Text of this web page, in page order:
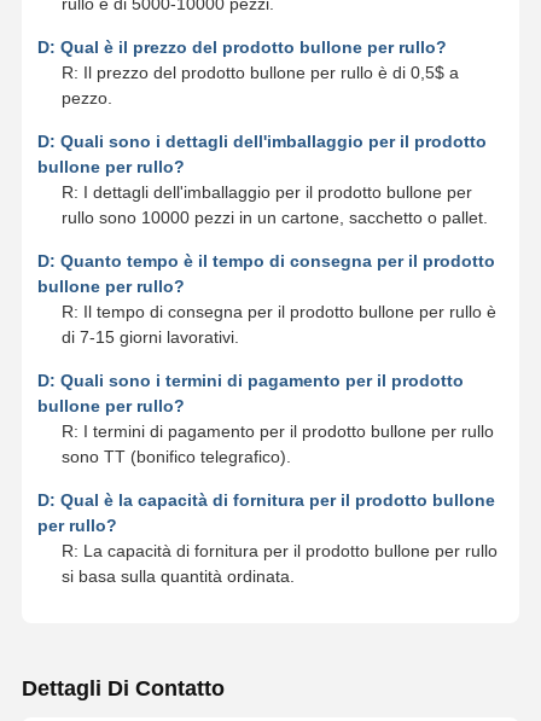
D: Qual è il prezzo del prodotto bullone per rullo?
R: Il prezzo del prodotto bullone per rullo è di 0,5$ a
pezzo.
D: Quali sono i dettagli dell'imballaggio per il prodotto
bullone per rullo?
R: I dettagli dell'imballaggio per il prodotto bullone per
rullo sono 10000 pezzi in un cartone, sacchetto o pallet.
D: Quanto tempo è il tempo di consegna per il prodotto
bullone per rullo?
R: Il tempo di consegna per il prodotto bullone per rullo è
di 7-15 giorni lavorativi.
D: Quali sono i termini di pagamento per il prodotto
bullone per rullo?
R: I termini di pagamento per il prodotto bullone per rullo
sono TT (bonifico telegrafico).
D: Qual è la capacità di fornitura per il prodotto bullone
per rullo?
R: La capacità di fornitura per il prodotto bullone per rullo
si basa sulla quantità ordinata.
Dettagli Di Contatto